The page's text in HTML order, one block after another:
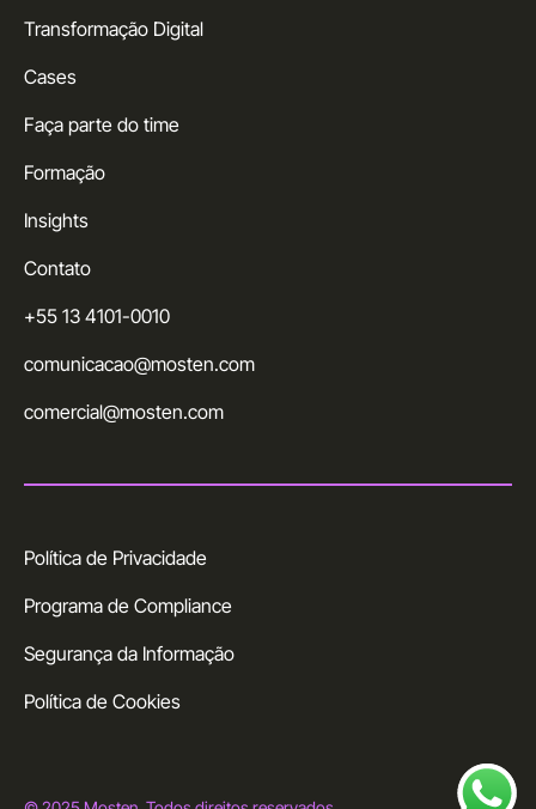
+55 13 4101-0010
comunicacao@mosten.com
comercial@mosten.com
Política de Privacidade
Programa de Compliance
Segurança da Informação
Política de Cookies
Transformação Digital
Cases
Faça parte do time
Formação
Insights
Contato